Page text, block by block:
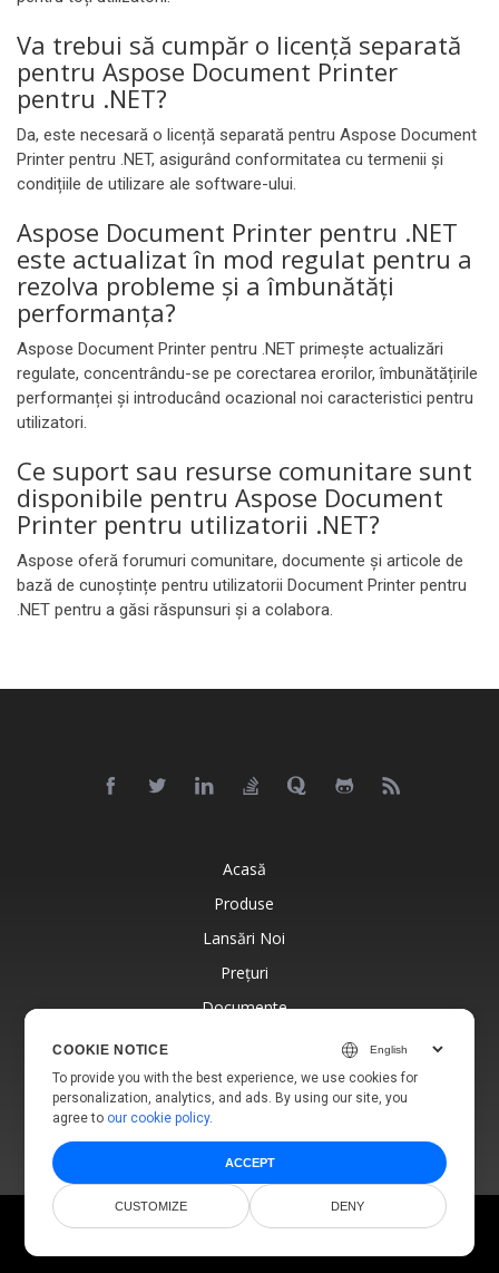
Va trebui să cumpăr o licență separată
pentru Aspose Document Printer
pentru .NET?
Da, este necesară o licență separată pentru Aspose Document
Printer pentru .NET, asigurând conformitatea cu termenii și
condițiile de utilizare ale software-ului.
Aspose Document Printer pentru .NET
este actualizat în mod regulat pentru a
rezolva probleme și a îmbunătăți
performanța?
Aspose Document Printer pentru .NET primește actualizări
regulate, concentrându-se pe corectarea erorilor, îmbunătățirile
performanței și introducând ocazional noi caracteristici pentru
utilizatori.
Ce suport sau resurse comunitare sunt
disponibile pentru Aspose Document
Printer pentru utilizatorii .NET?
Aspose oferă forumuri comunitare, documente și articole de
bază de cunoștințe pentru utilizatorii Document Printer pentru
.NET pentru a găsi răspunsuri și a colabora.
Acasă
Produse
Lansări Noi
Prețuri
Documente
Blog
Site-Uri Web
© Aspose Pty Ltd 2001-2026.Toate Drepturile Rezervate.
COOKIE NOTICE
To provide you with the best experience, we use cookies for
personalization, analytics, and ads. By using our site, you
agree to our cookie policy.
ACCEPT
CUSTOMIZE DENY